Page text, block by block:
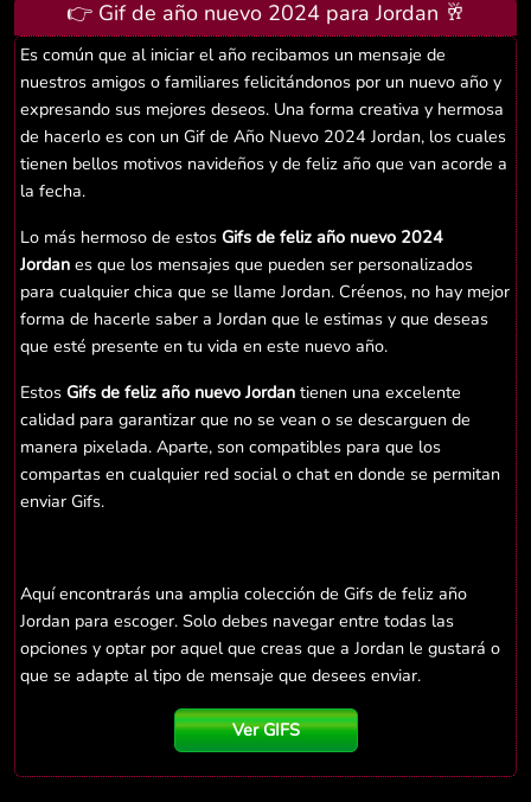
👉 Gif de año nuevo 2024 para Jordan 🥂
Es común que al iniciar el año recibamos un mensaje de
nuestros amigos o familiares felicitándonos por un nuevo año y
expresando sus mejores deseos. Una forma creativa y hermosa
de hacerlo es con un Gif de Año Nuevo 2024 Jordan, los cuales
tienen bellos motivos navideños y de feliz año que van acorde a
la fecha.
Lo más hermoso de estos Gifs de feliz año nuevo 2024
Jordan es que los mensajes que pueden ser personalizados
para cualquier chica que se llame Jordan. Créenos, no hay mejor
forma de hacerle saber a Jordan que le estimas y que deseas
que esté presente en tu vida en este nuevo año.
Estos Gifs de feliz año nuevo Jordan tienen una excelente
calidad para garantizar que no se vean o se descarguen de
manera pixelada. Aparte, son compatibles para que los
compartas en cualquier red social o chat en donde se permitan
enviar Gifs.
Aquí encontrarás una amplia colección de Gifs de feliz año
Jordan para escoger. Solo debes navegar entre todas las
opciones y optar por aquel que creas que a Jordan le gustará o
que se adapte al tipo de mensaje que desees enviar.
Ver GIFS